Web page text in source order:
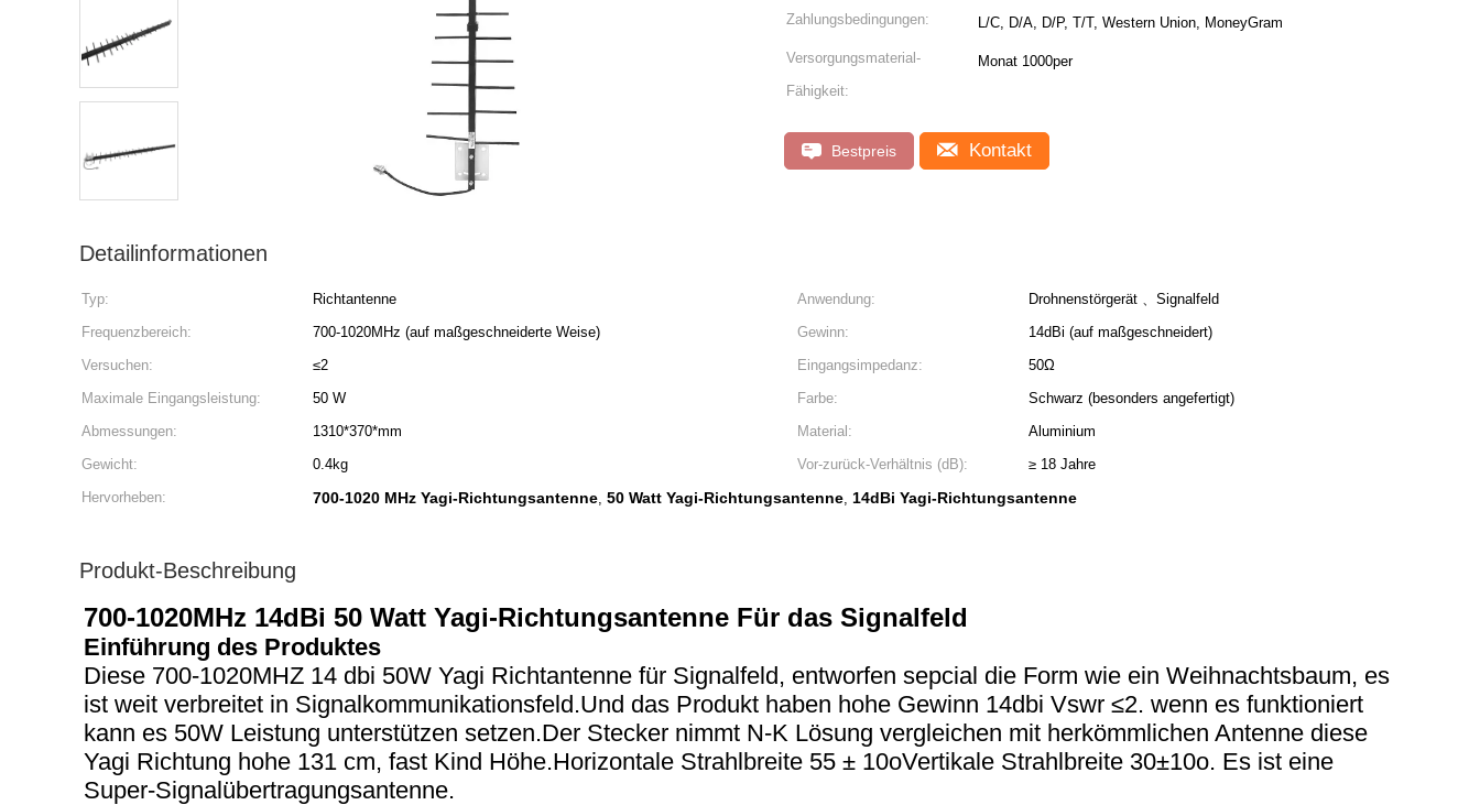
Zahlungsbedingungen: L/C, D/A, D/P, T/T, Western Union, MoneyGram
Versorgungsmaterial-
Fähigkeit:
Monat 1000per
Bestpreis Kontakt
Detailinformationen
Typ: Richtantenne Anwendung:
Drohnenstörgerät 、Signalfeld
Frequenzbereich:
700-1020MHz (auf maßgeschneiderte Weise) Gewinn:
14dBi (auf maßgeschneidert)
Versuchen:
≤2 Eingangsimpedanz:
50Ω
Maximale Eingangsleistung:
50 W Farbe:
Schwarz (besonders angefertigt)
Abmessungen:
1310*370*mm Material:
Aluminium
Gewicht:
0.4kg Vor-zurück-Verhältnis (dB):
≥ 18 Jahre
Hervorheben:
700-1020 MHz Yagi-Richtungsantenne, 50 Watt Yagi-Richtungsantenne, 14dBi Yagi-Richtungsantenne
Produkt-Beschreibung
700-1020MHz 14dBi 50 Watt Yagi-Richtungsantenne Für das Signalfeld
Einführung des Produktes
Diese 700-1020MHZ 14 dbi 50W Yagi Richtantenne für Signalfeld, entworfen sepcial die Form wie ein Weihnachtsbaum, es
ist weit verbreitet in Signalkommunikationsfeld.Und das Produkt haben hohe Gewinn 14dbi Vswr ≤2. wenn es funktioniert
kann es 50W Leistung unterstützen setzen.Der Stecker nimmt N-K Lösung vergleichen mit herkömmlichen Antenne diese
Yagi Richtung hohe 131 cm, fast Kind Höhe.Horizontale Strahlbreite 55 ± 10oVertikale Strahlbreite 30±10o. Es ist eine
Super-Signalübertragungsantenne.